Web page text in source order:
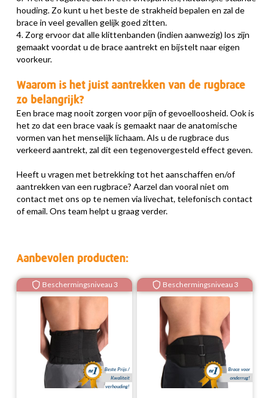
houding. Zo kunt u het beste de strakheid bepalen en zal de
brace in veel gevallen gelijk goed zitten.
4. Zorg ervoor dat alle klittenbanden (indien aanwezig) los zijn
gemaakt voordat u de brace aantrekt en bijstelt naar eigen
voorkeur.
Waarom is het juist aantrekken van de rugbrace
zo belangrijk?
Een brace mag nooit zorgen voor pijn of gevoelloosheid. Ook is
het zo dat een brace vaak is gemaakt naar de anatomische
vormen van het menselijk lichaam. Als u de rugbrace dus
verkeerd aantrekt, zal dit een tegenovergesteld effect geven.
Heeft u vragen met betrekking tot het aanschaffen en/of
aantrekken van een rugbrace? Aarzel dan vooral niet om
contact met ons op te nemen via livechat, telefonisch contact
of email. Ons team helpt u graag verder.
Aanbevolen producten:
Beschermingsniveau 3
Beste Prijs /
Kwaliteit
verhouding!
Beschermingsniveau 3
Brace voor
onderrug!